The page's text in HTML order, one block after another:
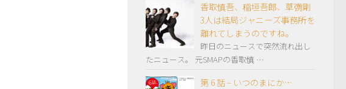
香取慎吾、稲垣吾郎、草彅剛
3人は結局ジャニーズ事務所を
離れてしまうのですね。
昨日のニュースで突然流れ出し
たニュース。 元SMAPの香取慎 …
第 6 話 – いつのまにか…